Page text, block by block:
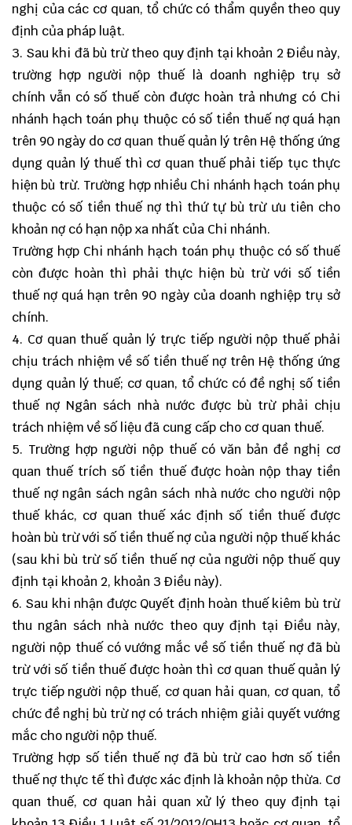
nghị của các cơ quan, tổ chức có thẩm quyền theo quy
định của pháp luật.
3. Sau khi đã bù trừ theo quy định tại khoản 2 Điều này,
trường hợp người nộp thuế là doanh nghiệp trụ sở
chính vẫn có số thuế còn được hoàn trả nhưng có Chi
nhánh hạch toán phụ thuộc có số tiền thuế nợ quá hạn
trên 90 ngày do cơ quan thuế quản lý trên Hệ thống ứng
dụng quản lý thuế thì cơ quan thuế phải tiếp tục thực
hiện bù trừ. Trường hợp nhiều Chi nhánh hạch toán phụ
thuộc có số tiền thuế nợ thì thứ tự bù trừ ưu tiên cho
khoản nợ có hạn nộp xa nhất của Chi nhánh.
Trường hợp Chi nhánh hạch toán phụ thuộc có số thuế
còn được hoàn thì phải thực hiện bù trừ với số tiền
thuế nợ quá hạn trên 90 ngày của doanh nghiệp trụ sở
chính.
4. Cơ quan thuế quản lý trực tiếp người nộp thuế phải
chịu trách nhiệm về số tiền thuế nợ trên Hệ thống ứng
dụng quản lý thuế; cơ quan, tổ chức có đề nghị số tiền
thuế nợ Ngân sách nhà nước được bù trừ phải chịu
trách nhiệm về số liệu đã cung cấp cho cơ quan thuế.
5. Trường hợp người nộp thuế có văn bản đề nghị cơ
quan thuế trích số tiền thuế được hoàn nộp thay tiền
thuế nợ ngân sách ngân sách nhà nước cho người nộp
thuế khác, cơ quan thuế xác định số tiền thuế được
hoàn bù trừ với số tiền thuế nợ của người nộp thuế khác
(sau khi bù trừ số tiền thuế nợ của người nộp thuế quy
định tại khoản 2, khoản 3 Điều này).
6. Sau khi nhận được Quyết định hoàn thuế kiêm bù trừ
thu ngân sách nhà nước theo quy định tại Điều này,
người nộp thuế có vướng mắc về số tiền thuế nợ đã bù
trừ với số tiền thuế được hoàn thì cơ quan thuế quản lý
trực tiếp người nộp thuế, cơ quan hải quan, cơ quan, tổ
chức đề nghị bù trừ nợ có trách nhiệm giải quyết vướng
mắc cho người nộp thuế.
Trường hợp số tiền thuế nợ đã bù trừ cao hơn số tiền
thuế nợ thực tế thì được xác định là khoản nộp thừa. Cơ
quan thuế, cơ quan hải quan xử lý theo quy định tại